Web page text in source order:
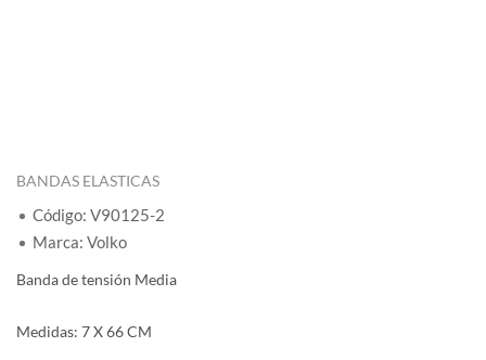
BANDAS ELASTICAS
Código: V90125-2
Marca: Volko
Banda de tensión Media
Medidas: 7 X 66 CM